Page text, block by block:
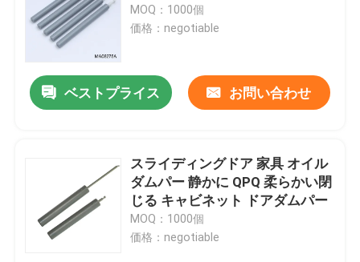
MOQ：1000個
価格：negotiable
ベストプライス お問い合わせ
スライディングドア 家具 オイル
ダムパー 静かに QPQ 柔らかい閉
じる キャビネット ドアダムパー
MOQ：1000個
価格：negotiable